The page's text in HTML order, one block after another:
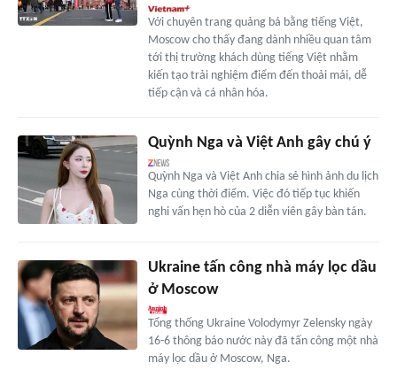
Với chuyên trang quảng bá bằng tiếng Việt,
Moscow cho thấy đang dành nhiều quan tâm
tới thị trường khách dùng tiếng Việt nhằm
kiến tạo trải nghiệm điểm đến thoải mái, dễ
tiếp cận và cá nhân hóa.
Quỳnh Nga và Việt Anh gây chú ý
Quỳnh Nga và Việt Anh chia sẻ hình ảnh du lịch
Nga cùng thời điểm. Việc đó tiếp tục khiến
nghi vấn hẹn hò của 2 diễn viên gây bàn tán.
Ukraine tấn công nhà máy lọc dầu
ở Moscow
Tổng thống Ukraine Volodymyr Zelensky ngày
16-6 thông báo nước này đã tấn công một nhà
máy lọc dầu ở Moscow, Nga.